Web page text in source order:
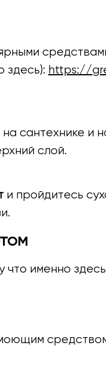
здесь): https://
сантехнике и
слой.
и пройдитесь
именно